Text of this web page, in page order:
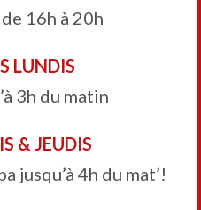
16h à 20h
LUNDIS
3h du matin
& JEUDIS
jusqu’à 4h du mat’!